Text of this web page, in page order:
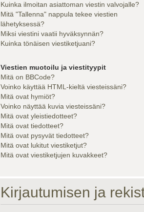
Kuinka ilmoitan asiattoman viestin valvojalle?
Mitä "Tallenna" nappula tekee viestien
lähetyksessä?
Miksi viestini vaatii hyväksynnän?
Kuinka tönäisen viestiketjuani?
Viestien muotoilu ja viestityypit
Mitä on BBCode?
Voinko käyttää HTML-kieltä viesteissäni?
Mitä ovat hymiöt?
Voinko näyttää kuvia viesteissäni?
Mitä ovat yleistiedotteet?
Mitä ovat tiedotteet?
Mitä ovat pysyvät tiedotteet?
Mitä ovat lukitut viestiketjut?
Mitä ovat viestiketjujen kuvakkeet?
Kirjautumisen ja